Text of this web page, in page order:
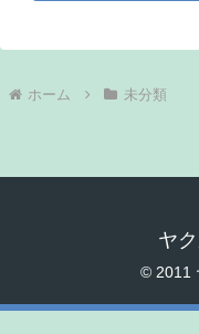
ホーム 未分類
ヤ
© 2011